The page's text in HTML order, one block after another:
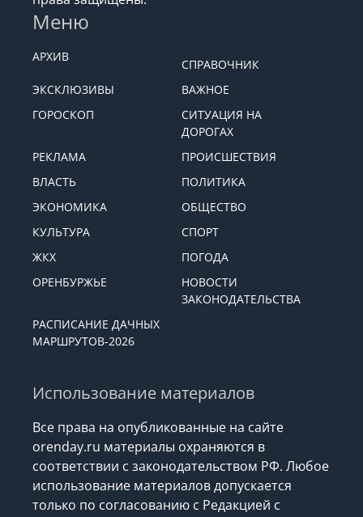
Меню
АРХИВ
СПРАВОЧНИК
ЭКСКЛЮЗИВЫ
ВАЖНОЕ
ГОРОСКОП
СИТУАЦИЯ НА
ДОРОГАХ
РЕКЛАМА
ПРОИСШЕСТВИЯ
ВЛАСТЬ
ПОЛИТИКА
ЭКОНОМИКА
ОБЩЕСТВО
КУЛЬТУРА
СПОРТ
ЖКХ
ПОГОДА
ОРЕНБУРЖЬЕ
НОВОСТИ
ЗАКОНОДАТЕЛЬСТВА
РАСПИСАНИЕ ДАЧНЫХ
МАРШРУТОВ-2026
Использование материалов
Все права на опубликованные на сайте
orenday.ru материалы охраняются в
соответствии с законодательством РФ. Любое
использование материалов допускается
только по согласованию с Редакцией с